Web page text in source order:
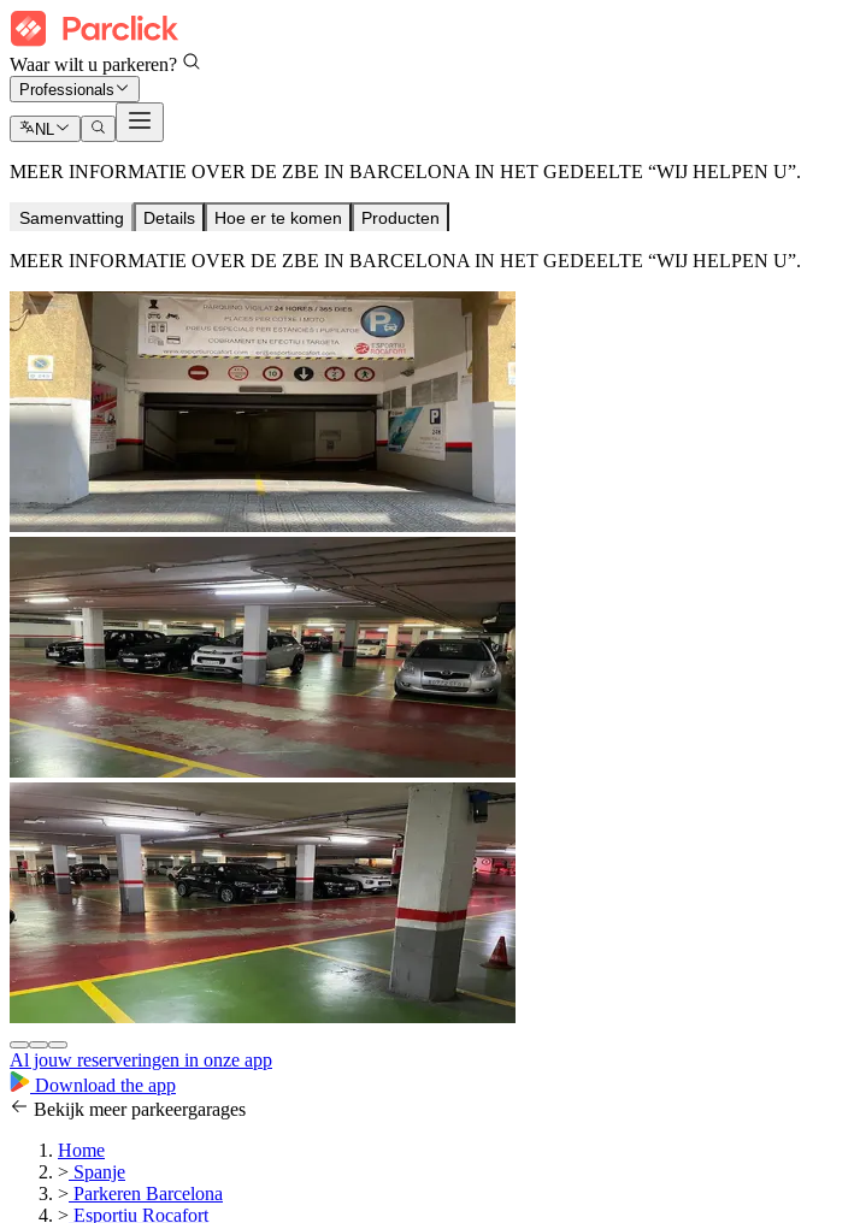
Waar wilt u parkeren?
Professionals
NL
MEER INFORMATIE OVER DE ZBE IN BARCELONA IN HET GEDEELTE “WIJ HELPEN U”.
Samenvatting Details Hoe er te komen Producten
MEER INFORMATIE OVER DE ZBE IN BARCELONA IN HET GEDEELTE “WIJ HELPEN U”.
Al jouw reserveringen in onze app
Download the app
Bekijk meer parkeergarages
Home
> Spanje
> Parkeren Barcelona
> Esportiu Rocafort